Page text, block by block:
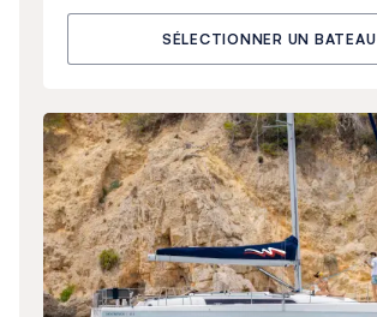
SÉLECTIONNER UN BATEAU